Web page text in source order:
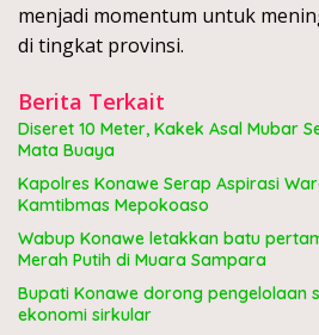
menjadi momentum untuk
di tingkat provinsi.
Berita Terkait
Diseret 10 Meter, Kakek Asal Mubar
Mata Buaya
Kapolres Konawe Serap Aspirasi
Kamtibmas Mepokoaso
Wabup Konawe letakkan batu
Merah Putih di Muara Sampara
Bupati Konawe dorong pengelolaan
ekonomi sirkular